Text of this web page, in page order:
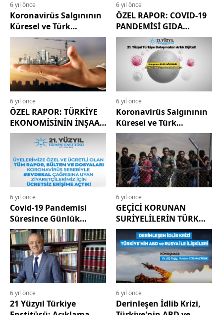
6 yıl önce
Koronavirüs Salgınının
Küresel ve Türk
Ekonomisi Üzerindeki
Etkileri 1
6 yıl önce
ÖZEL RAPOR: COVID-19
PANDEMİSİ GIDA
ÜRETİM ve TEDARİKİNİ
NASIL ETKİLER?
6 yıl önce
ÖZEL RAPOR: TÜRKİYE
EKONOMİSİNİN İNŞAAT
ÇIKMAZI; KANAL
İSTANBUL
6 yıl önce
Koronavirüs Salgınının
Küresel ve Türk
Ekonomisi Üzerindeki
Etkileri
6 yıl önce
Covid-19 Pandemisi
Süresince Günlük
Bülten ve Özel
Raporlara Erişim
Ücretsizdir
6 yıl önce
GEÇİCİ KORUNAN
SURİYELİLERİN TÜRK
EKONOMİSİNE ETKİLERİ
6 yıl önce
21 Yüzyıl Türkiye
6 yıl önce
Derinleşen İdlib Krizi,